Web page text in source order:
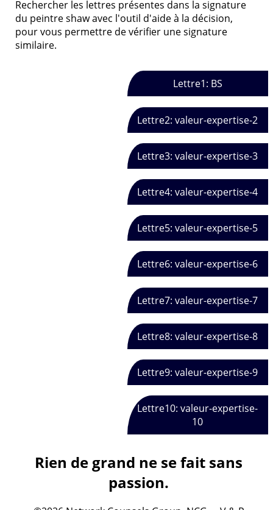
Rechercher les lettres présentes dans la signature
du peintre shaw avec l'outil d'aide à la décision,
pour vous permettre de vérifier une signature
similaire.
Lettre1: BS
Lettre2: valeur-expertise-2
Lettre3: valeur-expertise-3
Lettre4: valeur-expertise-4
Lettre5: valeur-expertise-5
Lettre6: valeur-expertise-6
Lettre7: valeur-expertise-7
Lettre8: valeur-expertise-8
Lettre9: valeur-expertise-9
Lettre10: valeur-expertise-
10
Rien de grand ne se fait sans
passion.